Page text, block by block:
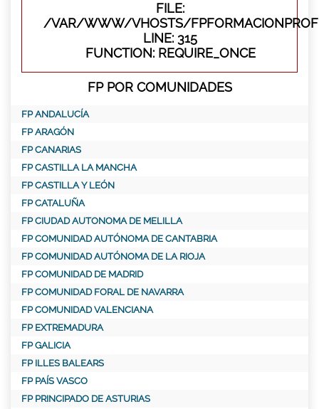
FILE:
/VAR/WWW/VHOSTS/
LINE: 315
FUNCTION: REQUIRE_ONCE
FP POR COMUNIDADES
FP ANDALUCÍA
FP ARAGÓN
FP CANARIAS
FP CASTILLA LA MANCHA
FP CASTILLA Y LEÓN
FP CATALUÑA
FP CIUDAD AUTONOMA DE MELILLA
FP COMUNIDAD AUTÓNOMA DE CANTABRIA
FP COMUNIDAD AUTÓNOMA DE LA RIOJA
FP COMUNIDAD DE MADRID
FP COMUNIDAD FORAL DE NAVARRA
FP COMUNIDAD VALENCIANA
FP EXTREMADURA
FP GALICIA
FP ILLES BALEARS
FP PAÍS VASCO
FP PRINCIPADO DE ASTURIAS